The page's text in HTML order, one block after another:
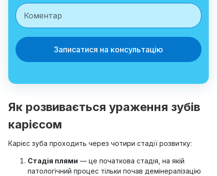
Записатися на консультацію
Як розвивається ураження зубів
карієсом
Карієс зуба проходить через чотири стадії розвитку:
Стадія плями — це початкова стадія, на якій
патологічний процес тільки почав демінералізацію